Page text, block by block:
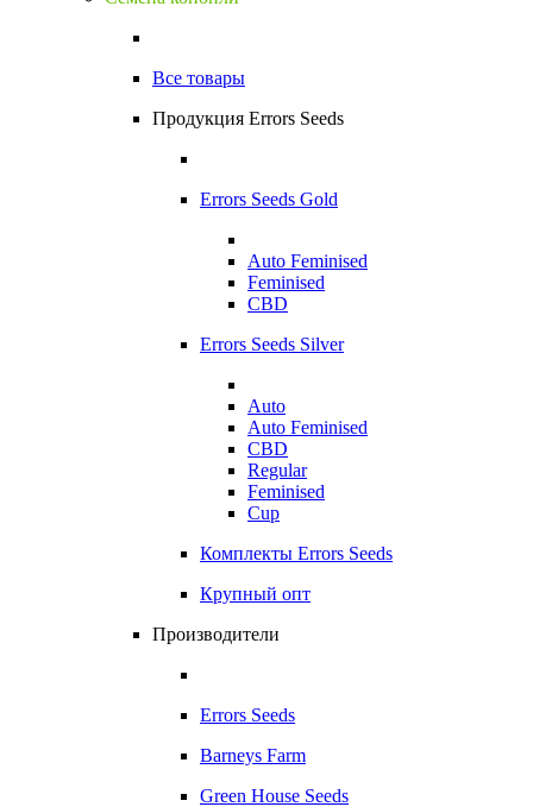
Все товары
Продукция Errors Seeds
Errors Seeds Gold
Auto Feminised
Feminised
CBD
Errors Seeds Silver
Auto
Auto Feminised
CBD
Regular
Feminised
Cup
Комплекты Errors Seeds
Крупный опт
Производители
Errors Seeds
Barneys Farm
Green House Seeds